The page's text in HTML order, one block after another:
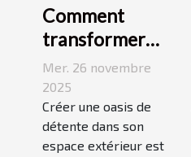
Comment
transformer
votre espace
extérieur en
oasis de
détente ?
Mer. 26 novembre
2025
Créer une oasis de
détente dans son
espace extérieur est